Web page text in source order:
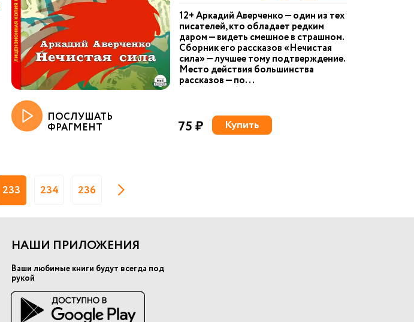
12+ Аркадий Аверченко — один из тех
писателей, кто обладает редким
даром — видеть смешное в страшном.
Сборник его рассказов «Нечистая
сила» — лучшее тому подтверждение.
Место действия большинства
рассказов — по...
ПОСЛУШАТЬ
ФРАГМЕНТ 75 ₽ Купить
233 234 236
НАШИ ПРИЛОЖЕНИЯ
Ваши любимые книги будут всегда под
рукой